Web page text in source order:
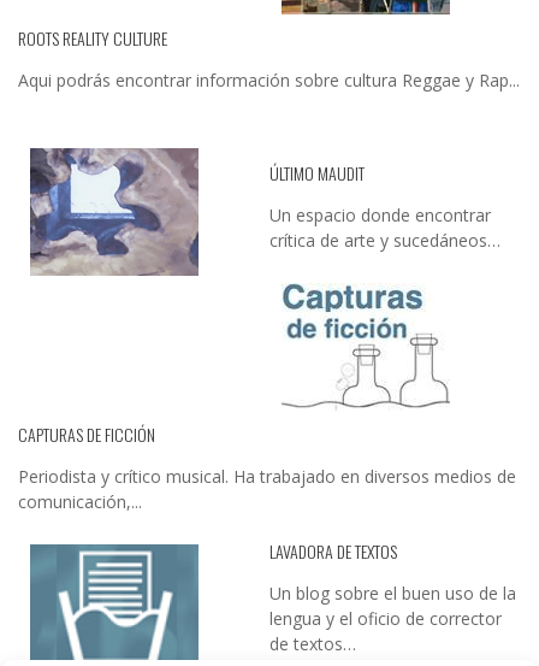
ROOTS REALITY CULTURE
Aqui podrás encontrar información sobre cultura Reggae y Rap...
ÚLTIMO MAUDIT
Un espacio donde encontrar
crítica de arte y sucedáneos…
CAPTURAS DE FICCIÓN
Periodista y crítico musical. Ha trabajado en diversos medios de
comunicación,...
LAVADORA DE TEXTOS
Un blog sobre el buen uso de la
lengua y el oficio de corrector
de textos…